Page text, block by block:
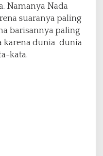
Namanya Nada
suaranya paling
barisannya paling
karena dunia-dunia
kata.